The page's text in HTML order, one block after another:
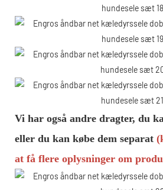
Vi har også andre dragter, du
eller du kan købe dem separat
at få flere oplysninger om